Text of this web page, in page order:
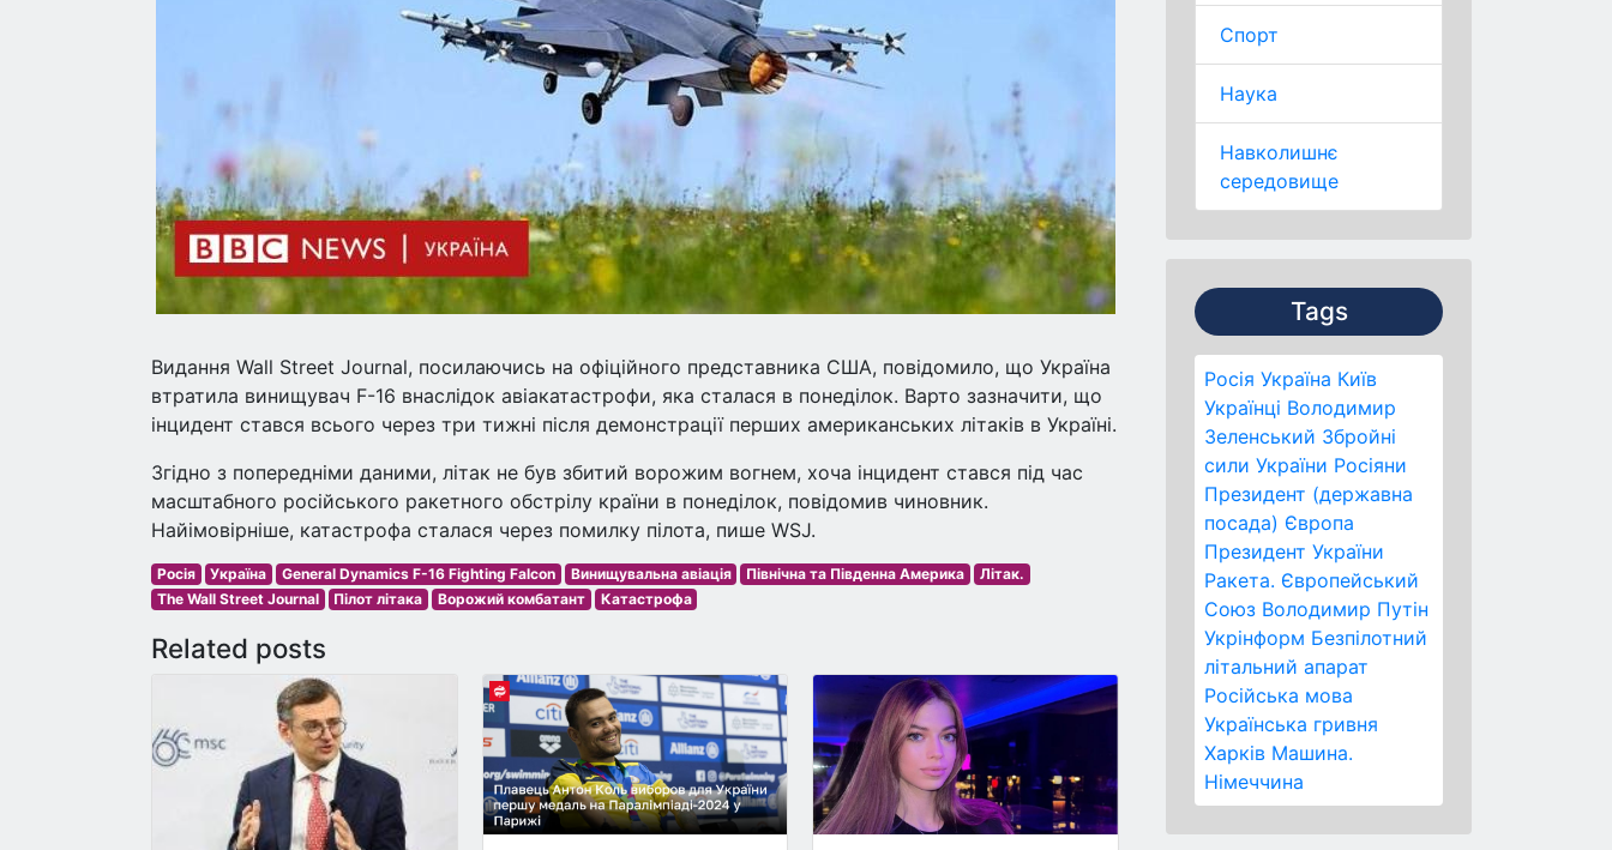
Спорт
Наука
Навколишнє
середовище
Tags
Росія Україна Київ
Українці Володимир
Зеленський Збройні
сили України Росіяни
Президент (державна
посада) Європа
Президент України
Ракета. Європейський
Союз Володимир Путін
Укрінформ Безпілотний
літальний апарат
Російська мова
Українська гривня
Харків Машина.
Німеччина
Видання Wall Street Journal, посилаючись на офіційного представника США, повідомило, що Україна
втратила винищувач F-16 внаслідок авіакатастрофи, яка сталася в понеділок. Варто зазначити, що
інцидент стався всього через три тижні після демонстрації перших американських літаків в Україні.
Згідно з попередніми даними, літак не був збитий ворожим вогнем, хоча інцидент стався під час
масштабного російського ракетного обстрілу країни в понеділок, повідомив чиновник.
Найімовірніше, катастрофа сталася через помилку пілота, пише WSJ.
Росія Україна General Dynamics F-16 Fighting Falcon Винищувальна авіація Північна та Південна Америка
Літак.
The Wall Street Journal
Пілот літака Ворожий комбатант Катастрофа
Related posts